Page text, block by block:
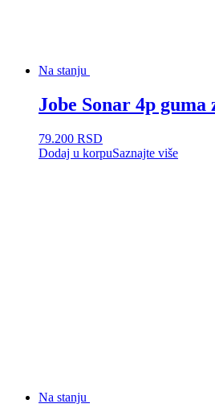
Na stanju
Jobe Sonar 4p guma
79.200 RSD
Dodaj u korpuSaznajte više
Na stanju